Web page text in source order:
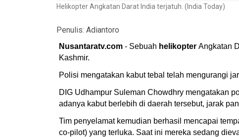
Helikopter Angkatan Darat India terjatuh. (India Today)
Penulis: Adiantoro
Nusantaratv.com - Sebuah helikopter Angkatan
Kashmir.
Polisi mengatakan kabut tebal telah mengurangi
DIG Udhampur Suleman Chowdhry mengatakan
adanya kabut berlebih di daerah tersebut, jarak
Tim penyelamat kemudian berhasil mencapai
co-pilot) yang terluka. Saat ini mereka sedang